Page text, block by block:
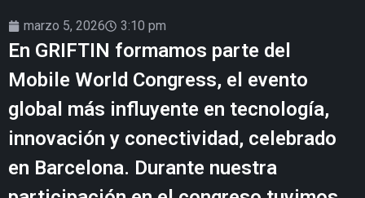
marzo 5, 2026 3:10 pm
En GRIFTIN formamos parte del
Mobile World Congress, el evento
global más influyente en tecnología,
innovación y conectividad, celebrado
en Barcelona. Durante nuestra